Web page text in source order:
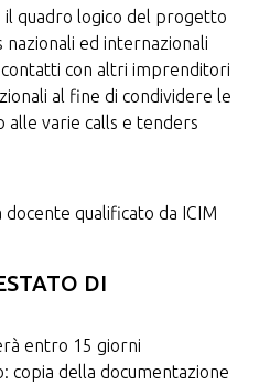
quadro logico del progetto
ed internazionali
con altri imprenditori
al fine di condividere le
alle varie calls e tenders
qualificato da ICIM
DI
entro 15 giorni
copia della documentazione